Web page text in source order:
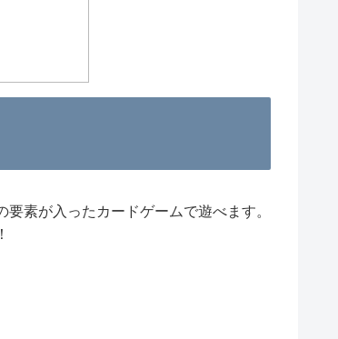
素が入ったカードゲームで遊べます。